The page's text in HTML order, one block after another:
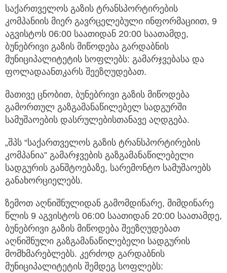
საქართველოს გაზის ტრანსპორტირების
კომპანიის მიერ გავრცელებული ინფორმაციით, 9
აგვისტოს 06:00 საათიდან 20:00 საათამდე,
ბუნებრივი გაზის მიწოდება გარდაბნის
მუნიციპალიტეტის სოფლებს: გამარჯვებასა და
ფოლადაანთკარს შეეზღუდებათ.
მათივე ცნობით, ბუნებრივი გაზის მიწოდება
გამორთულ გაზგამანაწილებელ სადგურში
სამუშაოების დასრულებისთანავე აღდგება.
„შპს “საქართველოს გაზის ტრანსპორტირების
კომპანია” გამარჯვების გაზგამანაწილებელი
სადგურის განშტოებაზე, სარემონტო სამუშაოებს
განახორციელებს.
ზემოთ აღნიშნულიდან გამომდინარე, მიმდინარე
წლის 9 აგვისტოს 06:00 საათიდან 20:00 საათამდე,
ბუნებრივი გაზის მიწოდება შეეზღუდებათ
აღნიშნული გაზგამანაწილებელი სადგურის
მომხმარებლებს. კერძოდ გარდაბნის
მუნიციპალიტეტის შემდეგ სოფლებს: